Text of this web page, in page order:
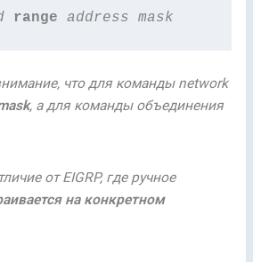
range address mask
что для команды network
, а для команды объединения
от EIGRP, где ручное
на конкретном